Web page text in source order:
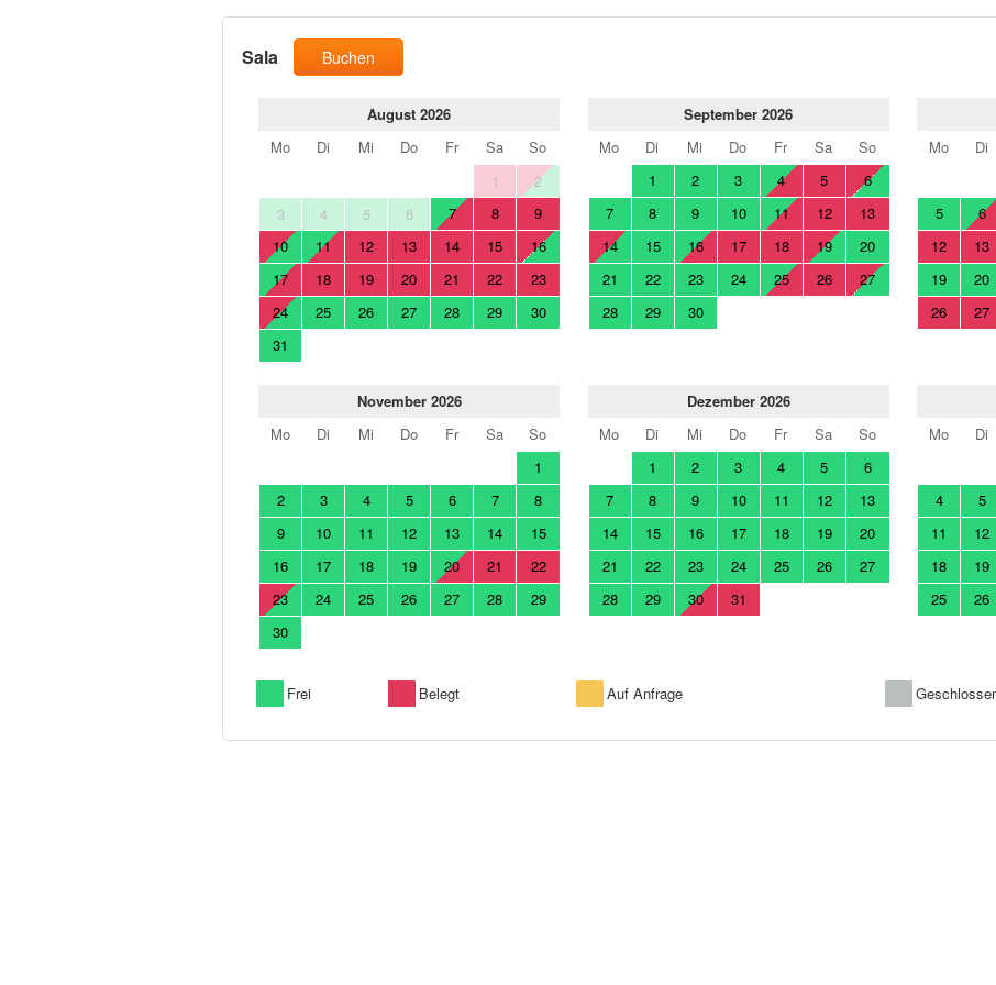
Sala Buchen
August 2026
Mo
Di Mi Do Fr Sa
So
1
2
3
4 5 6 7 8
9
10
11 12 13 14 15
16
17
18 19 20 21 22
23
24
25 26 27 28 29
30
31
September 2026
Mo
Di Mi Do Fr Sa
So
1
2 3 4 5
6
7
8 9 10 11 12
13
14
15 16 17 18 19
20
21
22 23 24 25 26
27
28
29 30
Mo
Di
5
6
12
13
19
20
26
27
November 2026
Mo
Di Mi Do Fr Sa
So
1
2
3 4 5 6 7
8
9
10 11 12 13 14
15
16
17 18 19 20 21
22
23
24 25 26 27 28
29
30
Dezember 2026
Mo
Di Mi Do Fr Sa
So
1
2 3 4 5
6
7
8 9 10 11 12
13
14
15 16 17 18 19
20
21
22 23 24 25 26
27
28
29 30 31
Mo
Di
4
5
11
12
18
19
25
26
Frei Belegt Auf Anfrage